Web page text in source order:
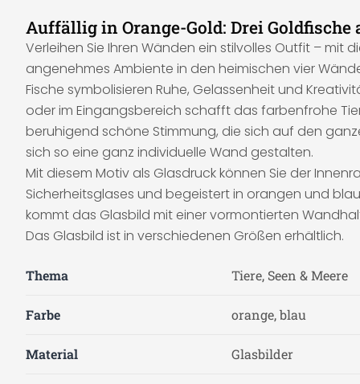
Auffällig in Orange-Gold: Drei
Verleihen Sie Ihren Wänden ein stilvolles Outfit – mit
angenehmes Ambiente in den heimischen vier
Fische symbolisieren Ruhe, Gelassenheit und
oder im Eingangsbereich schafft das farbenfrohe
beruhigend schöne Stimmung, die sich auf den
sich so eine ganz individuelle Wand gestalten.
Mit diesem Motiv als Glasdruck können Sie der
Sicherheitsglases und begeistert in orangen und
kommt das Glasbild mit einer vormontierten
Das Glasbild ist in verschiedenen Größen erhältlich.
Thema Tiere, Seen & Meere
Farbe orange, blau
Material Glasbilder